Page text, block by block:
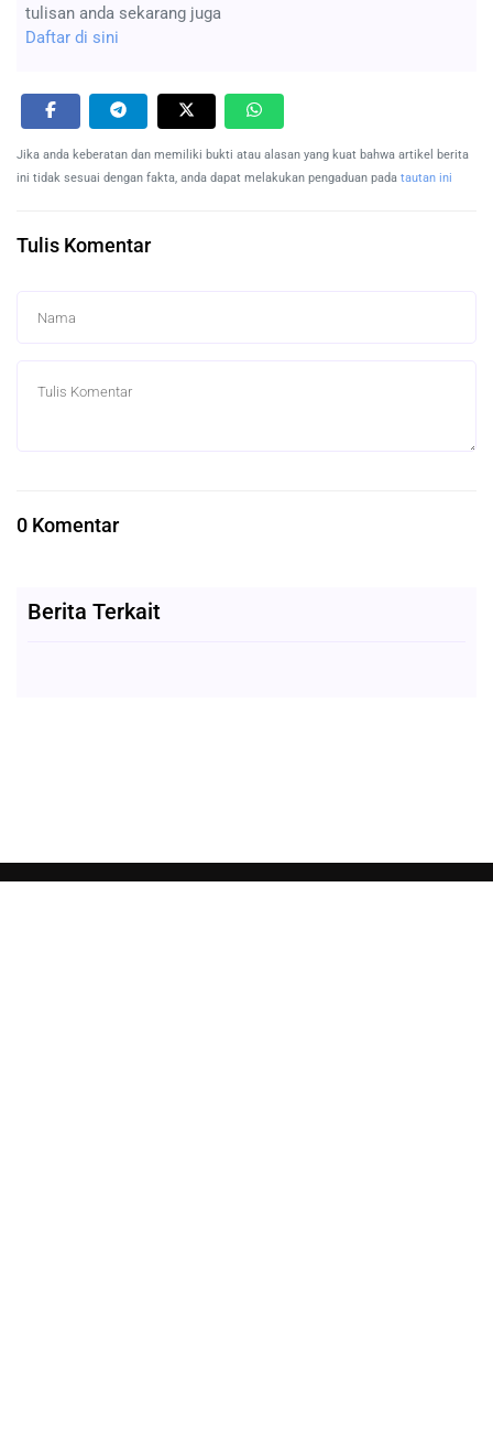
tulisan anda sekarang juga
Daftar di sini
Jika anda keberatan dan memiliki bukti atau alasan yang kuat bahwa artikel berita
ini tidak sesuai dengan fakta, anda dapat melakukan pengaduan pada tautan ini
Tulis Komentar
0 Komentar
Berita Terkait